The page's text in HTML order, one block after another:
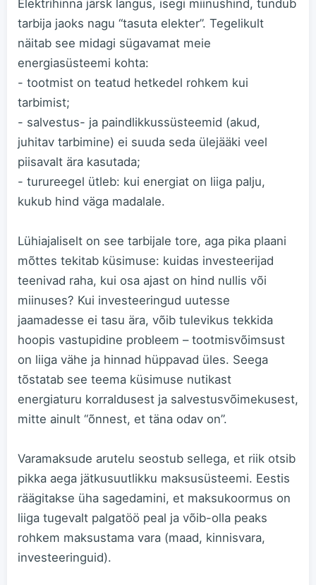
Elektrihinna järsk langus, isegi miinushind, tundub
tarbija jaoks nagu “tasuta elekter”. Tegelikult
näitab see midagi sügavamat meie
energiasüsteemi kohta:
- tootmist on teatud hetkedel rohkem kui
tarbimist;
- salvestus- ja paindlikkussüsteemid (akud,
juhitav tarbimine) ei suuda seda ülejääki veel
piisavalt ära kasutada;
- turureegel ütleb: kui energiat on liiga palju,
kukub hind väga madalale.
Lühiajaliselt on see tarbijale tore, aga pika plaani
mõttes tekitab küsimuse: kuidas investeerijad
teenivad raha, kui osa ajast on hind nullis või
miinuses? Kui investeeringud uutesse
jaamadesse ei tasu ära, võib tulevikus tekkida
hoopis vastupidine probleem – tootmisvõimsust
on liiga vähe ja hinnad hüppavad üles. Seega
tõstatab see teema küsimuse nutikast
energiaturu korraldusest ja salvestusvõimekusest,
mitte ainult “õnnest, et täna odav on”.
Varamaksude arutelu seostub sellega, et riik otsib
pikka aega jätkusuutlikku maksusüsteemi. Eestis
räägitakse üha sagedamini, et maksukoormus on
liiga tugevalt palgatöö peal ja võib-olla peaks
rohkem maksustama vara (maad, kinnisvara,
investeeringuid).